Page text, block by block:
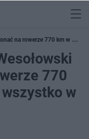
na rowerze 770 km w 77
770
wszystko w